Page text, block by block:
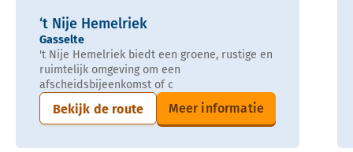
‘t Nije Hemelriek
Gasselte
't Nije Hemelriek biedt een groene, rustige en
ruimtelijk omgeving om een
afscheidsbijeenkomst of c
Bekijk de route Meer informatie